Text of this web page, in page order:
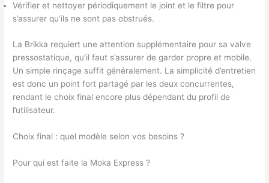
Vérifier et nettoyer périodiquement le joint et le filtre pour
s’assurer qu’ils ne sont pas obstrués.
La Brikka requiert une attention supplémentaire pour sa valve
pressostatique, qu’il faut s’assurer de garder propre et mobile.
Un simple rinçage suffit généralement. La simplicité d’entretien
est donc un point fort partagé par les deux concurrentes,
rendant le choix final encore plus dépendant du profil de
l’utilisateur.
Choix final : quel modèle selon vos besoins ?
Pour qui est faite la Moka Express ?